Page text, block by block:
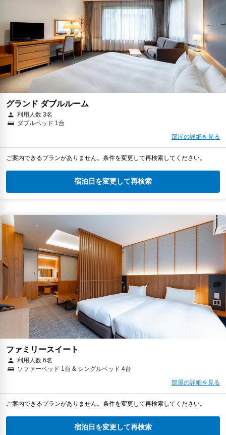
グランド ダブルルーム
利用人数 3名
ダブルベッド 1台
部屋の詳細を見る
ご案内できるプランがありません。条件を変更して再検索してください。
宿泊日を変更して再検索
ファミリースイート
利用人数 6名
ソファーベッド 1台 & シングルベッド 4台
部屋の詳細を見る
ご案内できるプランがありません。条件を変更して再検索してください。
宿泊日を変更して再検索